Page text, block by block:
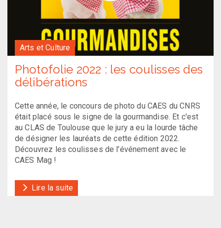
Arts et Culture
Photofolie 2022 : les coulisses des
délibérations
Cette année, le concours de photo du CAES du CNRS
était placé sous le signe de la gourmandise. Et c'est
au CLAS de Toulouse que le jury a eu la lourde tâche
de désigner les lauréats de cette édition 2022.
Découvrez les coulisses de l'événement avec le
CAES Mag !
Lire la suite